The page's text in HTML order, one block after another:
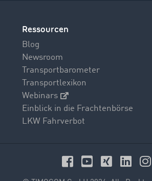
Ressourcen
Blog
Newsroom
Transportbarometer
Transportlexikon
Webinars
Einblick in die Frachtenbörse
LKW Fahrverbot